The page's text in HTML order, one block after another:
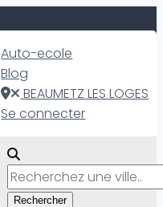
Auto-ecole
Blog
BEAUMETZ LES LOGES
Se connecter
Rechercher